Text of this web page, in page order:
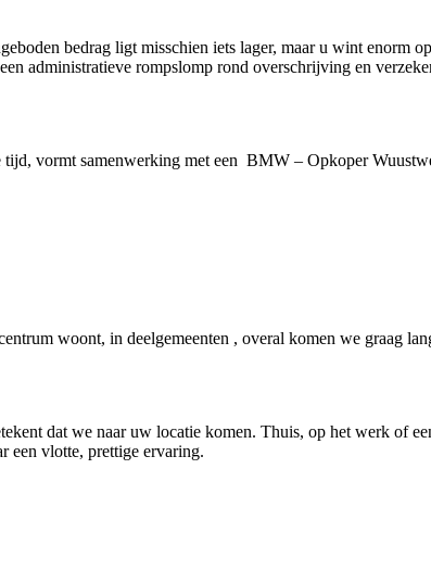
bedrag ligt misschien iets lager, maar u wint enorm
administratieve rompslomp rond overschrijving en
vormt samenwerking met een BMW – Opkoper
woont, in deelgemeenten , overal komen we graag
dat we naar uw locatie komen. Thuis, op het werk of
een vlotte, prettige ervaring.